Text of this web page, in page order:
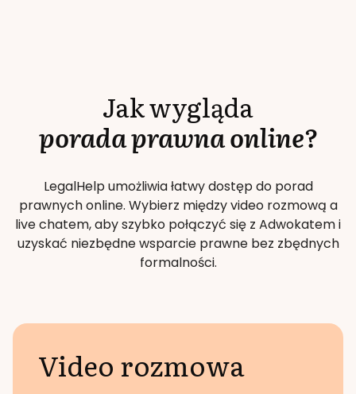
Jak wygląda
porada prawna online?
LegalHelp umożliwia łatwy dostęp do porad
prawnych online. Wybierz między video rozmową a
live chatem, aby szybko połączyć się z Adwokatem i
uzyskać niezbędne wsparcie prawne bez zbędnych
formalności.
Video rozmowa